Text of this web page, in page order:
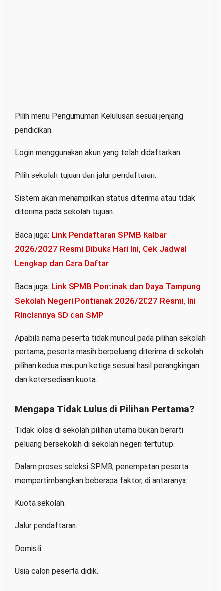
Pilih menu Pengumuman Kelulusan sesuai jenjang
pendidikan.
Login menggunakan akun yang telah didaftarkan.
Pilih sekolah tujuan dan jalur pendaftaran.
Sistem akan menampilkan status diterima atau tidak
diterima pada sekolah tujuan.
Baca juga: Link Pendaftaran SPMB Kalbar
2026/2027 Resmi Dibuka Hari Ini, Cek Jadwal
Lengkap dan Cara Daftar
Baca juga: Link SPMB Pontinak dan Daya Tampung
Sekolah Negeri Pontianak 2026/2027 Resmi, Ini
Rinciannya SD dan SMP
Apabila nama peserta tidak muncul pada pilihan sekolah
pertama, peserta masih berpeluang diterima di sekolah
pilihan kedua maupun ketiga sesuai hasil perangkingan
dan ketersediaan kuota.
Mengapa Tidak Lulus di Pilihan Pertama?
Tidak lolos di sekolah pilihan utama bukan berarti
peluang bersekolah di sekolah negeri tertutup.
Dalam proses seleksi SPMB, penempatan peserta
mempertimbangkan beberapa faktor, di antaranya:
Kuota sekolah.
Jalur pendaftaran.
Domisili.
Usia calon peserta didik.